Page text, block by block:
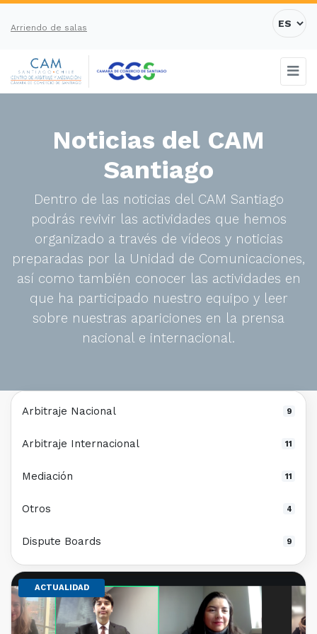
Arriendo de salas
Noticias del CAM
Santiago
Dentro de las noticias del CAM Santiago
podrás revivir las actividades que hemos
organizado a través de vídeos y noticias
preparadas por la Unidad de Comunicaciones,
así como también conocer las actividades en
que ha participado nuestro equipo y leer
sobre nuestras apariciones en la prensa
nacional e internacional.
ACTUALIDAD
Arbitraje Nacional 9
Arbitraje Internacional 11
Mediación 11
Otros 4
Dispute Boards 9